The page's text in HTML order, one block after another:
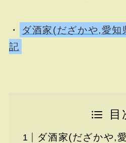
・
ダ酒家(だざかや,愛知
記
目
ダ酒家(だざかや,